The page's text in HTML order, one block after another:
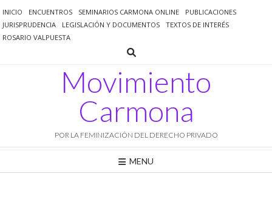
al
contenido
INICIO ENCUENTROS SEMINARIOS CARMONA ONLINE
PUBLICACIONES
JURISPRUDENCIA
LEGISLACIÓN Y DOCUMENTOS
TEXTOS DE INTERÉS
ROSARIO VALPUESTA
Movimiento
Carmona
POR LA FEMINIZACIÓN DEL DERECHO PRIVADO
MENU